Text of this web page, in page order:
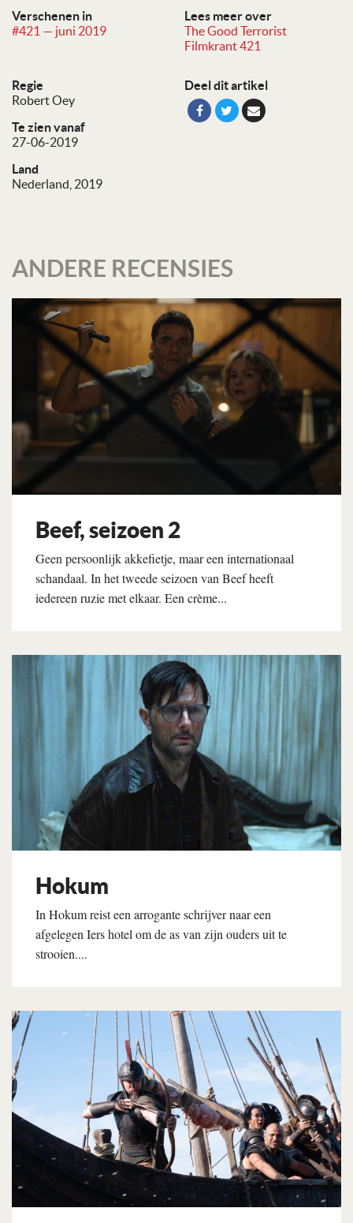
Verschenen in
#421 — juni 2019
Lees meer over
The Good Terrorist
Filmkrant 421
Regie
Robert Oey
Te zien vanaf
27-06-2019
Land
Nederland, 2019
Deel dit artikel
ANDERE RECENSIES
Beef, seizoen 2
Geen persoonlijk akkefietje, maar een internationaal
schandaal. In het tweede seizoen van Beef heeft
iedereen ruzie met elkaar. Een crème...
Lees verder
Hokum
In Hokum reist een arrogante schrijver naar een
afgelegen Iers hotel om de as van zijn ouders uit te
strooien....
Lees verder